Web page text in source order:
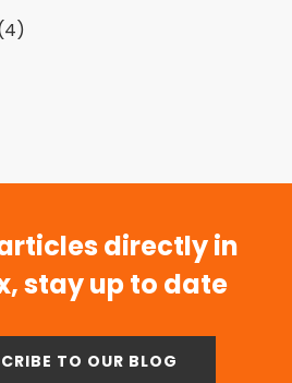
directly in
stay up to date
TO OUR BLOG